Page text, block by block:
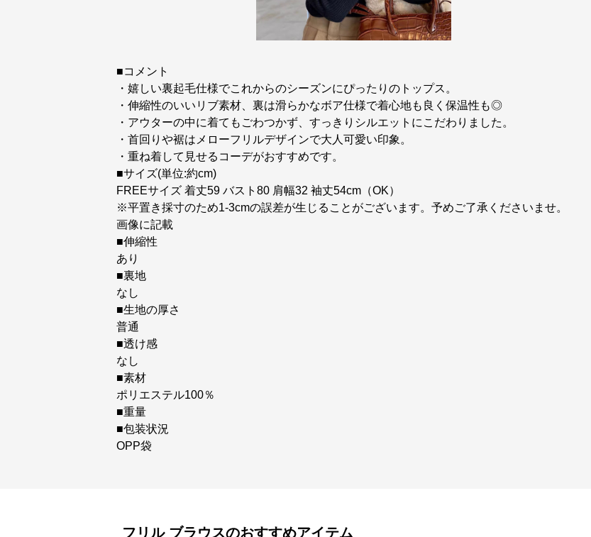
■コメント
・嬉しい裏起毛仕様でこれからのシーズンにぴったりのトップス。
・伸縮性のいいリブ素材、裏は滑らかなボア仕様で着心地も良く保温性も◎
・アウターの中に着てもごわつかず、すっきりシルエットにこだわりました。
・首回りや裾はメローフリルデザインで大人可愛い印象。
・重ね着して見せるコーデがおすすめです。
■サイズ(単位:約cm)
FREEサイズ 着丈59 バスト80 肩幅32 袖丈54cm（OK）
※平置き採寸のため1-3cmの誤差が生じることがございます。予めご了承くださいませ。
画像に記載
■伸縮性
あり
■裏地
なし
■生地の厚さ
普通
■透け感
なし
■素材
ポリエステル100％
■重量
■包装状況
OPP袋
フリル ブラウスのおすすめアイテム